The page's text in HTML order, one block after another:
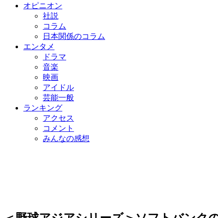
オピニオン
社説
コラム
日本関係のコラム
エンタメ
ドラマ
音楽
映画
アイドル
芸能一般
ランキング
アクセス
コメント
みんなの感想